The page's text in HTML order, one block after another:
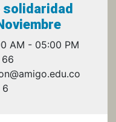
solidaridad
AM - 05:00 PM
6